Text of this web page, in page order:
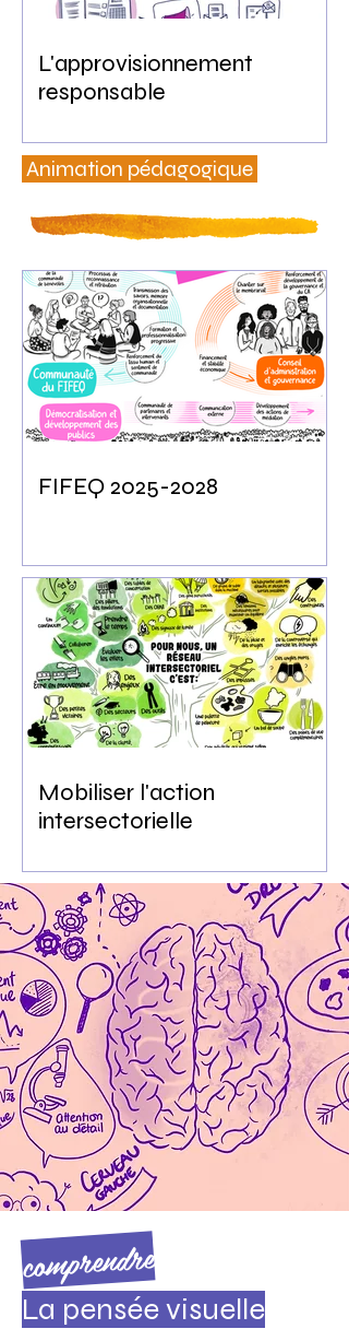
L'approvisionnement
responsable
Animation pédagogique
FIFEQ 2025-2028
Mobiliser l'action
intersectorielle
comprendre
La pensée visuelle